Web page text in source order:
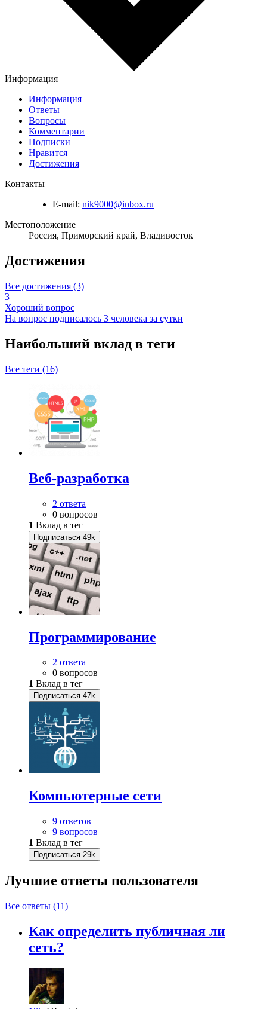
Информация
Информация
Ответы
Вопросы
Комментарии
Подписки
Нравится
Достижения
Контакты
E-mail: nik9000@inbox.ru
Местоположение
Россия, Приморский край, Владивосток
Достижения
Все достижения (3)
3
Хороший вопрос
На вопрос подписалось 3 человека за сутки
Наибольший вклад в теги
Все теги (16)
Веб-разработка
2 ответа
0 вопросов
1 Вклад в тег
Подписаться 49k
Программирование
2 ответа
0 вопросов
1 Вклад в тег
Подписаться 47k
Компьютерные сети
9 ответов
9 вопросов
1 Вклад в тег
Подписаться 29k
Лучшие ответы пользователя
Все ответы (11)
Как определить публичная ли
сеть?